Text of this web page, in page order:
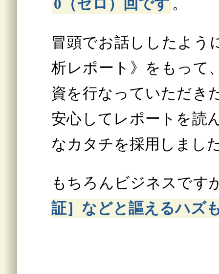
0（ゼロ）回です 。
冒頭でお話ししたよう
析レポート》をもって
資を行なっていただき
安心してレポートを読
なカタチを採用しまし
もちろんビジネスです
証］などと謳えるハズ